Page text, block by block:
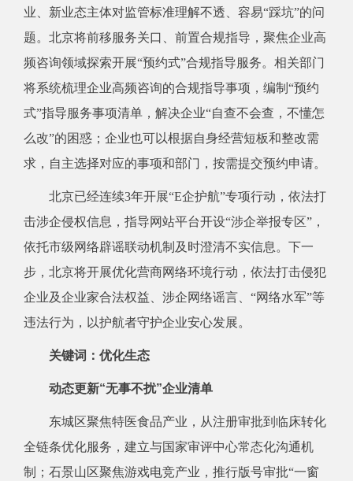
业、新业态主体对监管标准理解不透、容易“踩坑”的问
题。北京将前移服务关口、前置合规指导，聚焦企业高
频咨询领域探索开展“预约式”合规指导服务。相关部门
将系统梳理企业高频咨询的合规指导事项，编制“预约
式”指导服务事项清单，解决企业“自查不会查，不懂怎
么改”的困惑；企业也可以根据自身经营短板和整改需
求，自主选择对应的事项和部门，按需提交预约申请。
北京已经连续3年开展“E企护航”专项行动，依法打
击涉企侵权信息，指导网站平台开设“涉企举报专区”，
依托市级网络辟谣联动机制及时澄清不实信息。下一
步，北京将开展优化营商网络环境行动，依法打击侵犯
企业及企业家合法权益、涉企网络谣言、“网络水军”等
违法行为，以护航者守护企业安心发展。
关键词：优化生态
动态更新“无事不扰”企业清单
东城区聚焦特医食品产业，从注册审批到临床转化
全链条优化服务，建立与国家审评中心常态化沟通机
制；石景山区聚焦游戏电竞产业，推行版号审批“一窗